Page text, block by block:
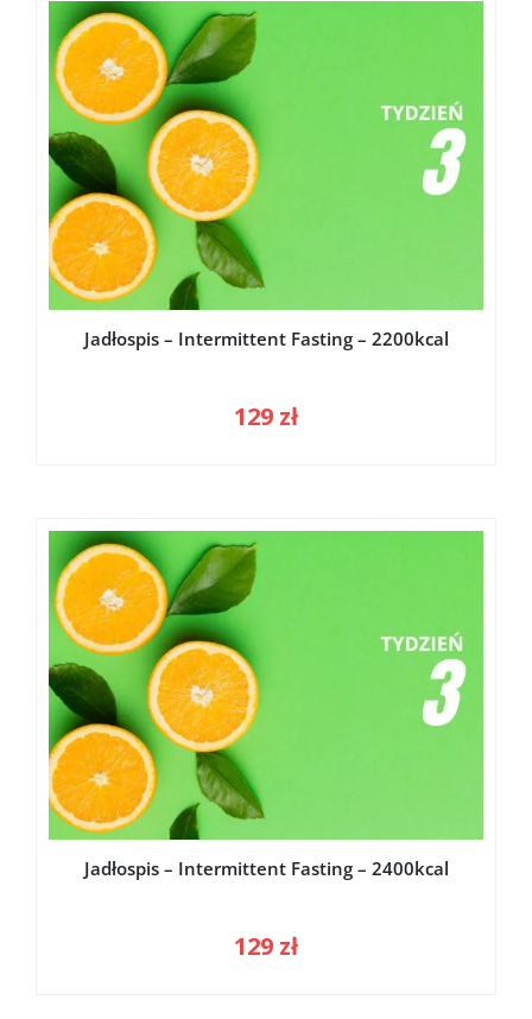
Jadłospis – Intermittent Fasting – 2200kcal
129 zł
Jadłospis – Intermittent Fasting – 2400kcal
129 zł